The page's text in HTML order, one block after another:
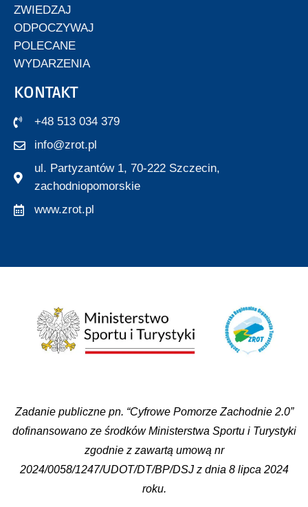
ZWIEDZAJ
ODPOCZYWAJ
POLECANE
WYDARZENIA
KONTAKT
+48 513 034 379
info@zrot.pl
ul. Partyzantów 1, 70-222 Szczecin,
zachodniopomorskie
www.zrot.pl
Zadanie publiczne pn. “Cyfrowe Pomorze Zachodnie 2.0”
dofinansowano ze środków Ministerstwa Sportu i Turystyki
zgodnie z zawartą umową nr
2024/0058/1247/UDOT/DT/BP/DSJ z dnia 8 lipca 2024
roku.